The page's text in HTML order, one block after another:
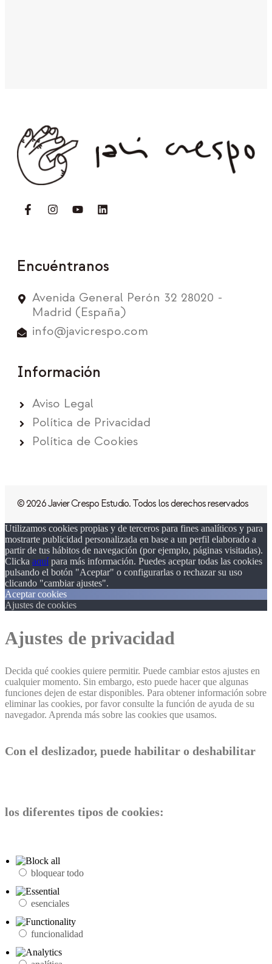
Encuéntranos
Avenida General Perón 32 28020 -
Madrid (España)
info@javicrespo.com
Información
Aviso Legal
Política de Privacidad
Política de Cookies
© 2026 Javier Crespo Estudio. Todos los derechos reservados
Utilizamos cookies propias y de terceros para fines analíticos y para
mostrarte publicidad personalizada en base a un perfil elaborado a
partir de tus hábitos de navegación (por ejemplo, páginas visitadas).
Clicka aquí para más información. Puedes aceptar todas las cookies
pulsando el botón "Aceptar" o configurarlas o rechazar su uso
clicando "cambiar ajustes".
Aceptar cookies
Ajustes de cookies
Ajustes de privacidad
Decida qué cookies quiere permitir. Puede cambiar estos ajustes en
cualquier momento. Sin embargo, esto puede hacer que algunas
funciones dejen de estar disponibles. Para obtener información sobre
eliminar las cookies, por favor consulte la función de ayuda de su
navegador. Aprenda más sobre las cookies que usamos.
Con el deslizador, puede habilitar o deshabilitar
los diferentes tipos de cookies:
bloquear todo
esenciales
funcionalidad